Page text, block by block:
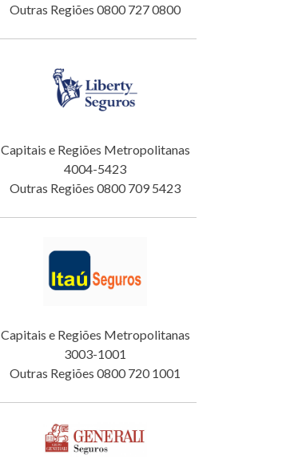
Outras Regiões 0800 727 0800
Capitais e Regiões Metropolitanas
4004-5423
Outras Regiões 0800 709 5423
Capitais e Regiões Metropolitanas
3003-1001
Outras Regiões 0800 720 1001